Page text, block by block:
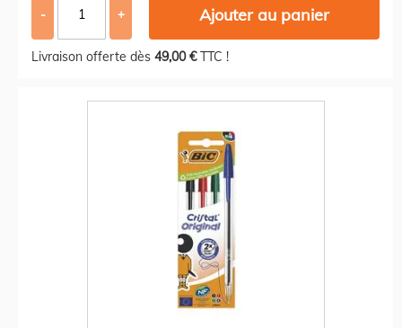
- + Ajouter au panier
Livraison offerte dès 49,00 €TTC !